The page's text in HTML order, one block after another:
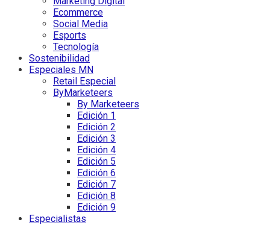
Ecommerce
Social Media
Esports
Tecnología
Sostenibilidad
Especiales MN
Retail Especial
ByMarketeers
By Marketeers
Edición 1
Edición 2
Edición 3
Edición 4
Edición 5
Edición 6
Edición 7
Edición 8
Edición 9
Especialistas